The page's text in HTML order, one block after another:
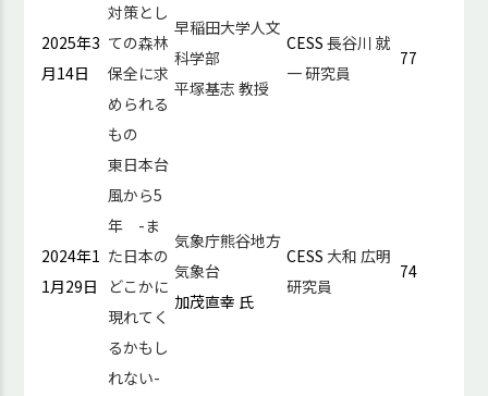
2025年3
月14日
対策とし
ての森林
保全に求
められる
もの
早稲田大学人文
科学部
平塚基志 教授
CESS長谷川 就
一 研究員
77
2024年1
1月29日
東日本台
風から5
年 -ま
た日本の
どこかに
現れてく
るかもし
れない-
気象庁熊谷地方
気象台
加茂直幸 氏
CESS大和 広明
研究員
74